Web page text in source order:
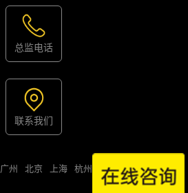
总监电话
联系我们
广州 北京 上海 杭州